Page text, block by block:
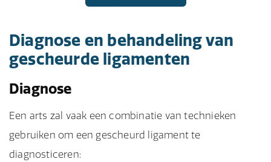
Diagnose en behandeling van
gescheurde ligamenten
Diagnose
Een arts zal vaak een combinatie van technieken
gebruiken om een gescheurd ligament te
diagnosticeren: